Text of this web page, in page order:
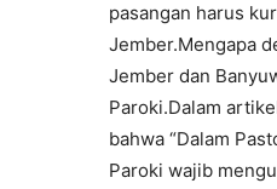
pasangan harus
Jember.Mengapa
Jember dan
Paroki.Dalam
bahwa “Dalam
Paroki wajib